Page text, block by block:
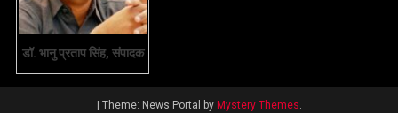
डॉ. भानु प्रताप सिंह, संपादक
Theme: News Portal by Mystery Themes.